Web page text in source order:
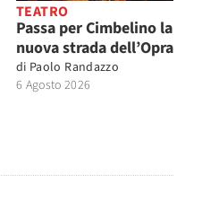
TEATRO
Passa per Cimbelino la
nuova strada dell’Opra
di Paolo Randazzo
6 Agosto 2026